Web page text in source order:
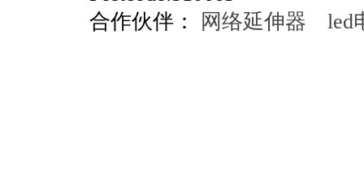
合作伙伴：
网络延伸器 led